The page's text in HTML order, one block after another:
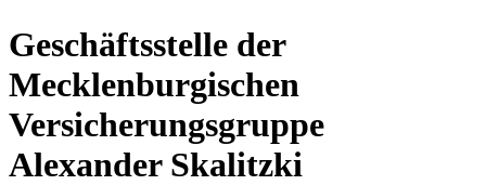
Geschäftsstelle der
Mecklenburgischen
Versicherungsgruppe
Alexander Skalitzki